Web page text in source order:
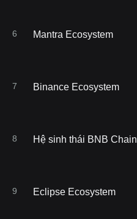
6 Mantra Ecosystem
7 Binance Ecosystem
8 Hệ sinh thái BNB Chain
9 Eclipse Ecosystem